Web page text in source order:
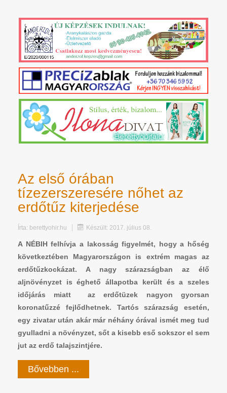
Az első órában
tízezerszeresére nőhet az
erdőtűz kiterjedése
Írta: berettyohir.hu Készült: 2017. július 08.
A NÉBIH felhívja a lakosság figyelmét, hogy a hőség
következtében Magyarországon is extrém magas az
erdőtűzkockázat. A nagy szárazságban az élő
aljnövényzet is éghető állapotba került és a szeles
időjárás miatt az erdőtüzek nagyon gyorsan
koronatűzzé fejlődhetnek. Tartós szárazság esetén,
egy zivatar után akár már néhány órával ismét meg tud
gyulladni a növényzet, sőt a kisebb eső sokszor el sem
jut az erdő talajszintjére.
Bővebben ...